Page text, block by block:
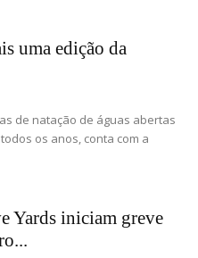
uma edição da
de natação de águas abertas
os anos, conta com a
Yards iniciam greve